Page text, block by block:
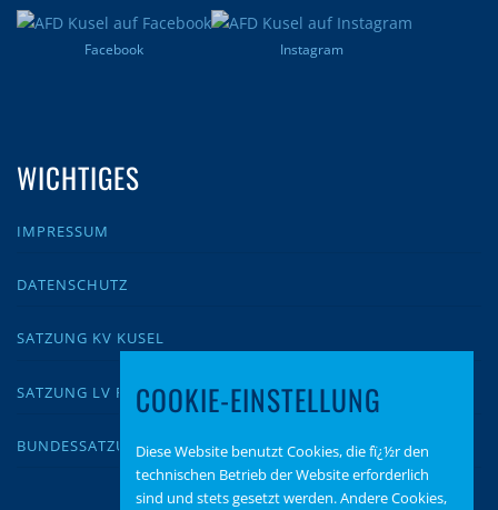
Facebook Instagram
WICHTIGES
IMPRESSUM
DATENSCHUTZ
SATZUNG KV KUSEL
SATZUNG LV RLP
BUNDESSATZUNG
COOKIE-EINSTELLUNG
Diese Website benutzt Cookies, die fï¿½r den
technischen Betrieb der Website erforderlich
sind und stets gesetzt werden. Andere Cookies,